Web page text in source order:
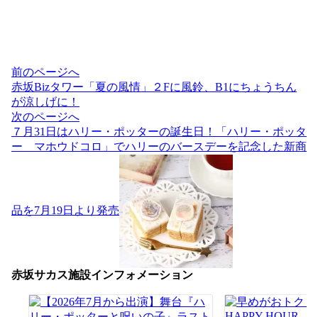
投
稿
ナ
ビ
ゲ
ー
前のページへ
赤坂Bizタワー「夏の風情」２Fに風鈴、B1にちょうちん
が涼しげに！
次のページへ
７月31日はハリー・ポッターの誕生日！「ハリー・ポッタ
ー マホウドコロ」でハリーのバースデーを記念した新商
品を7月19日より発売
赤坂サカス施設インフォメーション